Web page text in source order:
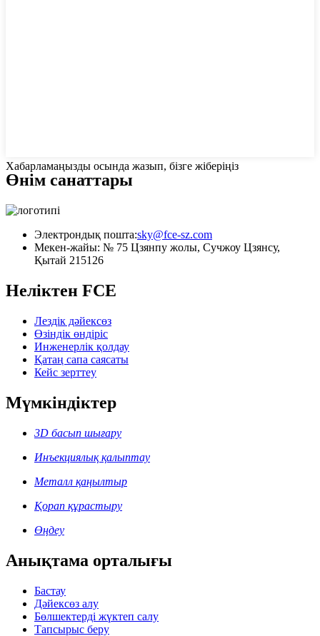
Хабарламаңызды осында жазып, бізге жіберіңіз
Өнім санаттары
Электрондық пошта:sky@fce-sz.com
Мекен-жайы: № 75 Цзянпу жолы, Сучжоу Цзянсу,
Қытай 215126
Неліктен FCE
Лездік дәйексөз
Өзіндік өндіріс
Инженерлік қолдау
Қатаң сапа саясаты
Кейс зерттеу
Мүмкіндіктер
3D басып шығару
Инъекциялық қалыптау
Металл қаңылтыр
Қорап құрастыру
Өңдеу
Анықтама орталығы
Бастау
Дәйексөз алу
Бөлшектерді жүктеп салу
Тапсырыс беру